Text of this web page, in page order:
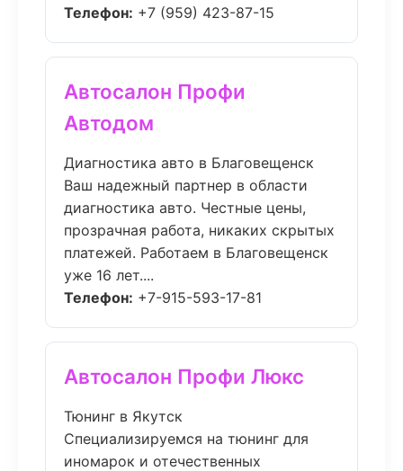
Телефон: +7 (959) 423-87-15
Автосалон Профи
Автодом
Диагностика авто в Благовещенск
Ваш надежный партнер в области
диагностика авто. Честные цены,
прозрачная работа, никаких скрытых
платежей. Работаем в Благовещенск
уже 16 лет....
Телефон: +7-915-593-17-81
Автосалон Профи Люкс
Тюнинг в Якутск
Специализируемся на тюнинг для
иномарок и отечественных